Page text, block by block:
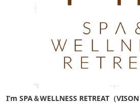
I’m SPA＆WELLNESS RETREAT（VISON